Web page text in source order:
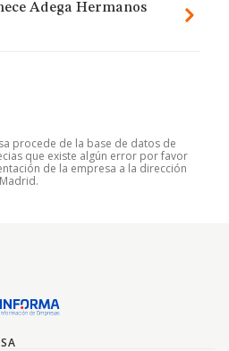
Adega Hermanos
procede de la base de datos de
que existe algún error por favor
de la empresa a la dirección